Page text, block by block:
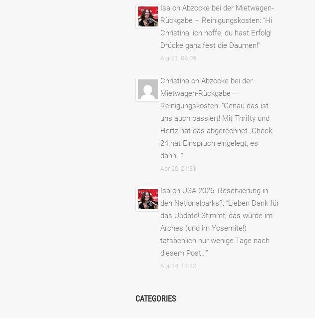
Isa on Abzocke bei der Mietwagen-
Rückgabe – Reinigungskosten: “Hi
Christina, ich hoffe, du hast Erfolg!
Drücke ganz fest die Daumen!”
Apr 21, 08:09
Christina on Abzocke bei der
Mietwagen-Rückgabe –
Reinigungskosten: “Genau das ist
uns auch passiert! Mit Thrifty und
Hertz hat das abgerechnet. Check
24 hat Einspruch eingelegt, es
dann…”
Apr 20, 21:33
Isa on USA 2026: Reservierung in
den Nationalparks?: “Lieben Dank für
das Update! Stimmt, das wurde im
Arches (und im Yosemite!)
tatsächlich nur wenige Tage nach
diesem Post…”
Apr 14, 11:42
CATEGORIES